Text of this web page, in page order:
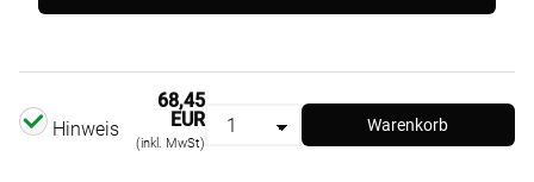
Hinweis
68,45
EUR
(inkl. MwSt)
Warenkorb